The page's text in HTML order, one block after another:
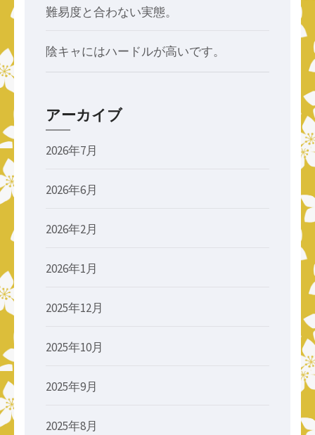
難易度と合わない実態。
陰キャにはハードルが高いです。
アーカイブ
2026年7月
2026年6月
2026年2月
2026年1月
2025年12月
2025年10月
2025年9月
2025年8月